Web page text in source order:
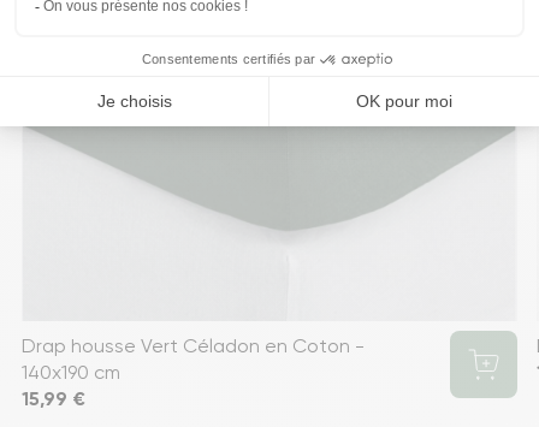
Drap housse Vert Céladon en Coton -
140x190 cm
Prix
15,99 €